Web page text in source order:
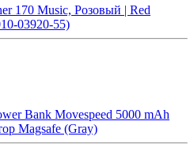
170 Music, Розовый | Red
03920-55)
Bank Movespeed 5000 mAh
Magsafe (Gray)